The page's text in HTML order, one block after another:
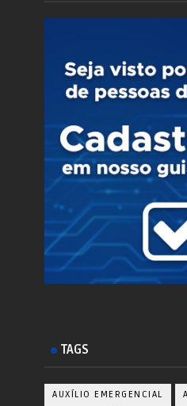
TAGS
AUXÍLIO EMERGENCIAL